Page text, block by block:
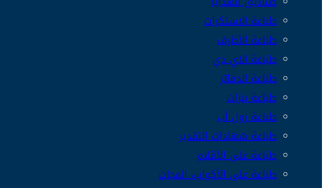
طباعة الاستكرات
طباعة الأظرف
طباعة الاي دي
طباعة الدفاتر
طباعة بنرات
طباعة رول أب
طباعة شهادات التقدير
طباعة على الأقلام
طباعة على الأكواب، المجات